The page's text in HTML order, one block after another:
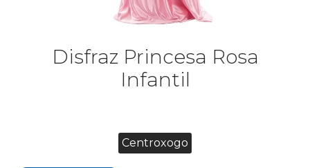
Disfraz Princesa Rosa
Infantil
Centroxogo